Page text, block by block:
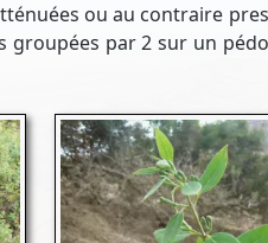
ou au contraire
par 2 sur un